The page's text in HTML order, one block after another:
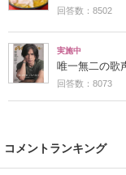
回答数：8502
実施中
唯一無二の歌
回答数：8073
コメントランキング